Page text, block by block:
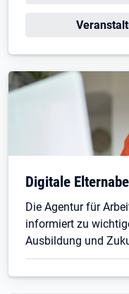
Digitale
Die Agentur für
informiert zu
Ausbildung und